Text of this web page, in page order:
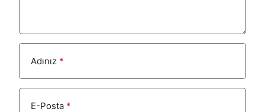
Adınız *
E-Posta *